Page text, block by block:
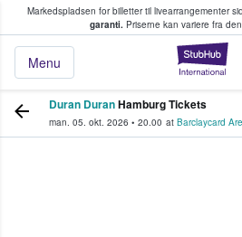
Markedspladsen for billetter til livearrangementer
garanti.Priserne kan variere fra
Menu
køber og sælger
Duran DuranHamburg Tickets
man. 05. okt. 2026 • 20.00 at Barclaycard